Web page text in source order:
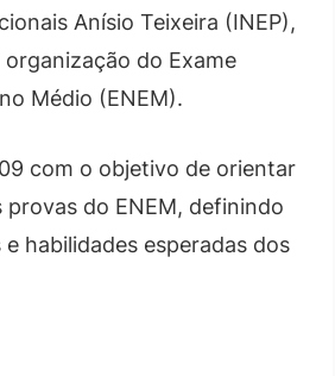
Anísio Teixeira (INEP),
do Exame
Médio (ENEM).
com o objetivo de orientar
provas do ENEM, definindo
habilidades esperadas dos